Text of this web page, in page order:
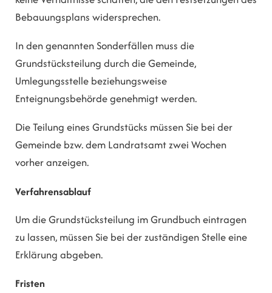
Bebauungsplans widersprechen.
In den genannten Sonderfällen muss die
Grundstücksteilung durch die Gemeinde,
Umlegungsstelle beziehungsweise
Enteignungsbehörde genehmigt werden.
Die Teilung eines Grundstücks müssen Sie bei der
Gemeinde bzw. dem Landratsamt zwei Wochen
vorher anzeigen.
Verfahrensablauf
Um die Grundstücksteilung im Grundbuch eintragen
zu lassen, müssen Sie bei der zuständigen Stelle eine
Erklärung abgeben.
Fristen